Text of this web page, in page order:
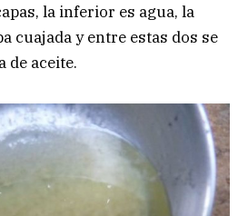
la inferior es agua, la
cuajada y entre estas dos se
de aceite.